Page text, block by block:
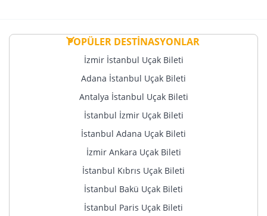
POPÜLER DESTİNASYONLAR
İzmir İstanbul Uçak Bileti
Adana İstanbul Uçak Bileti
Antalya İstanbul Uçak Bileti
İstanbul İzmir Uçak Bileti
İstanbul Adana Uçak Bileti
İzmir Ankara Uçak Bileti
İstanbul Kıbrıs Uçak Bileti
İstanbul Bakü Uçak Bileti
İstanbul Paris Uçak Bileti